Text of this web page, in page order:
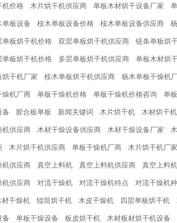
机价格 木片烘干机供应商 单板木材烘干设备厂家
单板设备 桉木单板设备价格 桉木单板设备供应商
单板烘干机价格 双层单板烘干机供应商 链条单板烘
单板烘干机价格 多层单板烘干机供应商 单板木材烘
烘干机厂家 桉木单板烘干机供应商 杨木单板干燥机
燥机厂商 单板干燥机价格 单板干燥机价格咨询 单
备 胶合板单板 新闻关键词 木片烘干机 木材烘干机
机供应商 木材干燥设备供应商 木材干燥设备厂家
木片烘干机供应商 单板干燥机厂商 木片烘干机厂家
机供应商 真空上料机 真空上料机供应商 真空上料
机供应商 对流干燥机 对流干燥机特点 对流干燥机
材干燥机 辊筒烘干机 木皮干燥机 四层单板烘干机
备 单板干燥设备 板皮烘干机 木材板材烘干机设备